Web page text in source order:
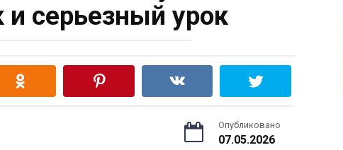
и серьезный урок
Опубликовано
07.05.2026